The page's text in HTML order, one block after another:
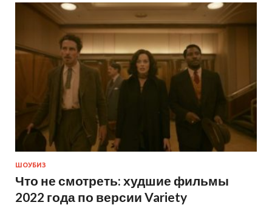
ШОУБИЗ
Что не смотреть: худшие фильмы
2022 года по версии Variety